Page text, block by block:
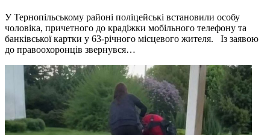
У Тернопільському районі поліцейські встановили особу
чоловіка, причетного до крадіжки мобільного телефону та
банківської картки у 63-річного місцевого жителя. Із заявою
до правоохоронців звернувся…